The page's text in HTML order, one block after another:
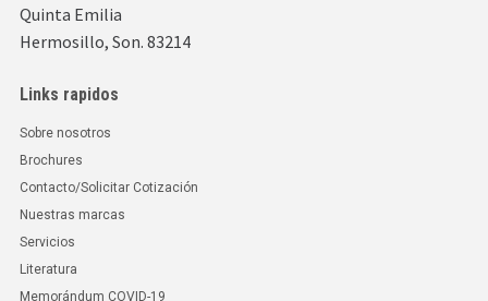
Quinta Emilia
Hermosillo, Son. 83214
Links rapidos
Sobre nosotros
Brochures
Contacto/Solicitar Cotización
Nuestras marcas
Servicios
Literatura
Memorándum COVID-19